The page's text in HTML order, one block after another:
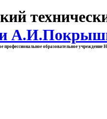
профессиональное образовательное учреждение